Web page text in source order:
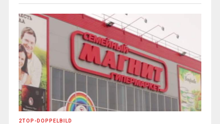
2TOP-DOPPELBILD